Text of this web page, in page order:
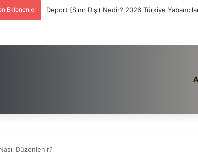
Eklenenler Deport (Sınır Dışı) Nedir? 2026 Türkiye
Düzenlenir?